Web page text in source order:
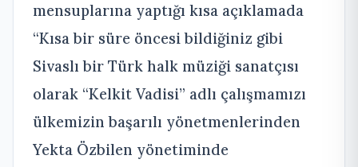
mensuplarına yaptığı kısa açıklamada
“Kısa bir süre öncesi bildiğiniz gibi
Sivaslı bir Türk halk müziği sanatçısı
olarak “Kelkit Vadisi” adlı çalışmamızı
ülkemizin başarılı yönetmenlerinden
Yekta Özbilen yönetiminde